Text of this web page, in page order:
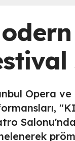
Opera ve